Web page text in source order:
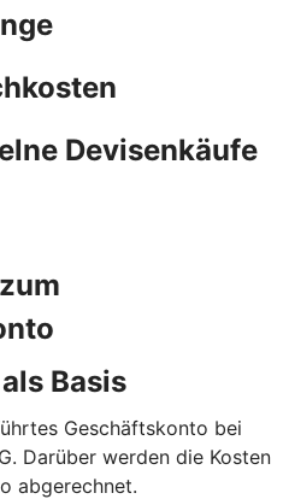
Devisenkäufe
Basis
Geschäftskonto bei
Darüber werden die Kosten
abgerechnet.